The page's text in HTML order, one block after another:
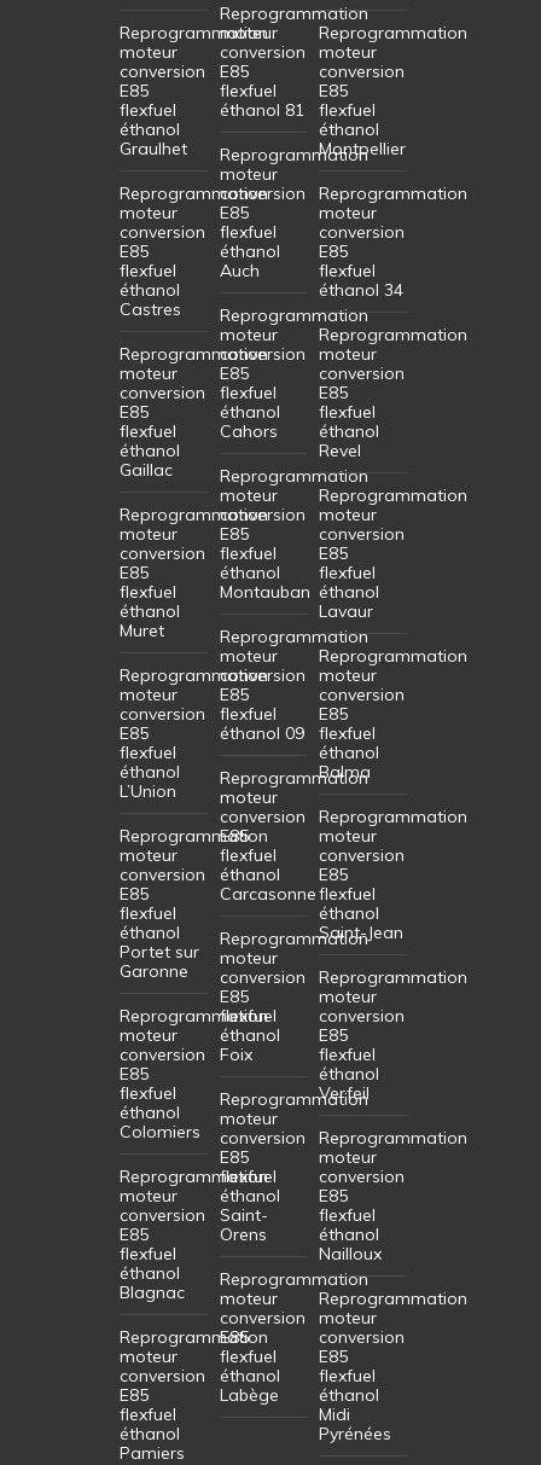
Reprogrammation
moteur
conversion
E85
flexfuel
éthanol
Graulhet
Reprogrammation
moteur
conversion
E85
flexfuel
éthanol
Castres
Reprogrammation
moteur
conversion
E85
flexfuel
éthanol
Gaillac
Reprogrammation
moteur
conversion
E85
flexfuel
éthanol
Muret
Reprogrammation
moteur
conversion
E85
flexfuel
éthanol
L’Union
Reprogrammation
moteur
conversion
E85
flexfuel
éthanol
Portet sur
Garonne
Reprogrammation
moteur
conversion
E85
flexfuel
éthanol
Colomiers
Reprogrammation
moteur
conversion
E85
flexfuel
éthanol
Blagnac
Reprogrammation
moteur
conversion
E85
flexfuel
éthanol
Pamiers
Reprogrammation
moteur
conversion
E85
flexfuel
éthanol 81
Reprogrammation
moteur
conversion
E85
flexfuel
éthanol
Auch
Reprogrammation
moteur
conversion
E85
flexfuel
éthanol
Cahors
Reprogrammation
moteur
conversion
E85
flexfuel
éthanol
Montauban
Reprogrammation
moteur
conversion
E85
flexfuel
éthanol 09
Reprogrammation
moteur
conversion
E85
flexfuel
éthanol
Carcasonne
Reprogrammation
moteur
conversion
E85
flexfuel
éthanol
Foix
Reprogrammation
moteur
conversion
E85
flexfuel
éthanol
Saint-
Orens
Reprogrammation
moteur
conversion
E85
flexfuel
éthanol
Labège
Reprogrammation
moteur
conversion
E85
flexfuel
éthanol
Montpellier
Reprogrammation
moteur
conversion
E85
flexfuel
éthanol 34
Reprogrammation
moteur
conversion
E85
flexfuel
éthanol
Revel
Reprogrammation
moteur
conversion
E85
flexfuel
éthanol
Lavaur
Reprogrammation
moteur
conversion
E85
flexfuel
éthanol
Balma
Reprogrammation
moteur
conversion
E85
flexfuel
éthanol
Saint-Jean
Reprogrammation
moteur
conversion
E85
flexfuel
éthanol
Verfeil
Reprogrammation
moteur
conversion
E85
flexfuel
éthanol
Nailloux
Reprogrammation
moteur
conversion
E85
flexfuel
éthanol
Midi
Pyrénées